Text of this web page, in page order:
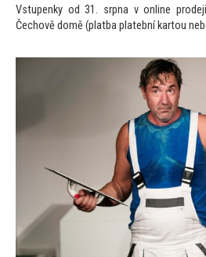
Vstupenky od 31. srpna v online
Čechově domě (platba platební kartou